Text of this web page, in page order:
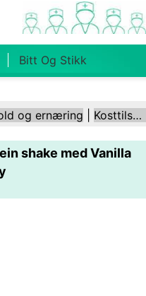
Bitt Og Stikk
Folkehelse Og
og ernæring Kosttilskudd
shake med Vanilla